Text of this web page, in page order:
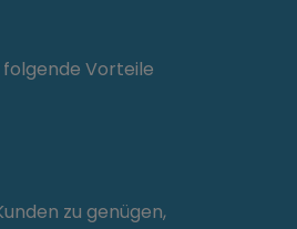
folgende Vorteile
zu genügen,